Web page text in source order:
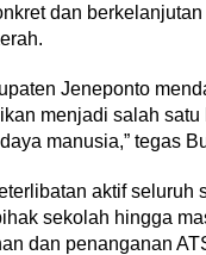
dan
Jeneponto
menjadi salah
manusia,” tegas
aktif seluruh
sekolah hingga
dan penanganan
Kepala Sekolah
di Guizhou
Khusus 28 Juli 2026